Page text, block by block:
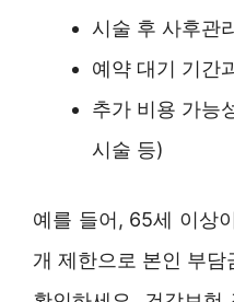
시술 후 사후관
예약 대기 기간
추가 비용 가능
시술 등)
예를 들어, 65세 이상
개 제한으로 본인 부